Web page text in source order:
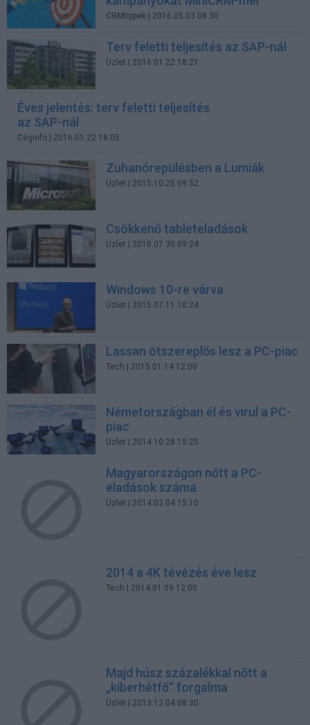
CRMtippek | 2016.05.03 08:30
Terv feletti teljesítés az SAP-nál
Üzlet | 2016.01.22 18:21
Éves jelentés: terv feletti teljesítés
az SAP-nál
Céginfo | 2016.01.22 18:05
Zuhanórepülésben a Lumiák
Üzlet | 2015.10.25 09:52
Csökkenő tableteladások
Üzlet | 2015.07.30 09:24
Windows 10-re várva
Üzlet | 2015.07.11 10:24
Lassan ötszereplős lesz a PC-piac
Tech | 2015.01.14 12:00
Németországban él és virul a PC-
piac
Üzlet | 2014.10.28 15:25
Magyarországon nőtt a PC-
eladások száma
Üzlet | 2014.02.04 15:10
2014 a 4K tévézés éve lesz
Tech | 2014.01.09 12:00
Majd húsz százalékkal nőtt a
„kiberhétfő” forgalma
Üzlet | 2013.12.04 08:30